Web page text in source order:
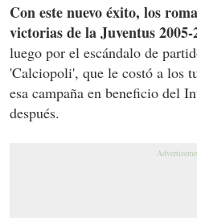
Con este nuevo éxito, los
victorias de la Juventus 2005-
luego por el escándalo de
'Calciopoli', que le costó a los
esa campaña en beneficio del
después.